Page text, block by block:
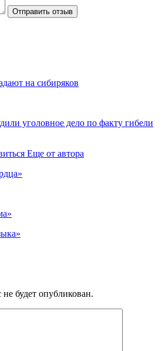
Отправить отзыв
на сибиряков
уголовное дело по факту гибели
Еще от автора
будет опубликован.